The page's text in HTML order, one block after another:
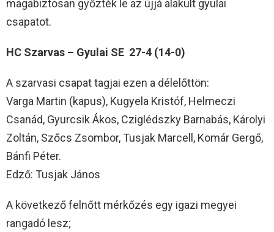
magabiztosan győzték le az újjá alakult gyulai
csapatot.
HC Szarvas – Gyulai SE 27-4 (14-0)
A szarvasi csapat tagjai ezen a délelőttön:
Varga Martin (kapus), Kugyela Kristóf, Helmeczi
Csanád, Gyurcsik Ákos, Cziglédszky Barnabás, Károlyi
Zoltán, Szőcs Zsombor, Tusjak Marcell, Komár Gergő,
Bánfi Péter.
Edző: Tusjak János
A következő felnőtt mérkőzés egy igazi megyei
rangadó lesz;